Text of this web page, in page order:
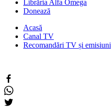
Librăria Alfa Omega
Donează
Acasă
Canal TV
Recomandări TV și emisiuni